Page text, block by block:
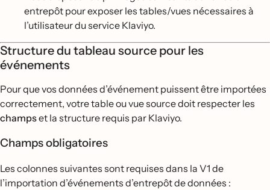
entrepôt pour exposer les tables/vues nécessaires à
l’utilisateur du service Klaviyo.
Structure du tableau source pour les
événements
Pour que vos données d’événement puissent être importées
correctement, votre table ou vue source doit respecter les
champset la structure requis par Klaviyo.
Champs obligatoires
Les colonnes suivantes sont requises dans la V1 de
l’importation d’événements d’entrepôt de données :